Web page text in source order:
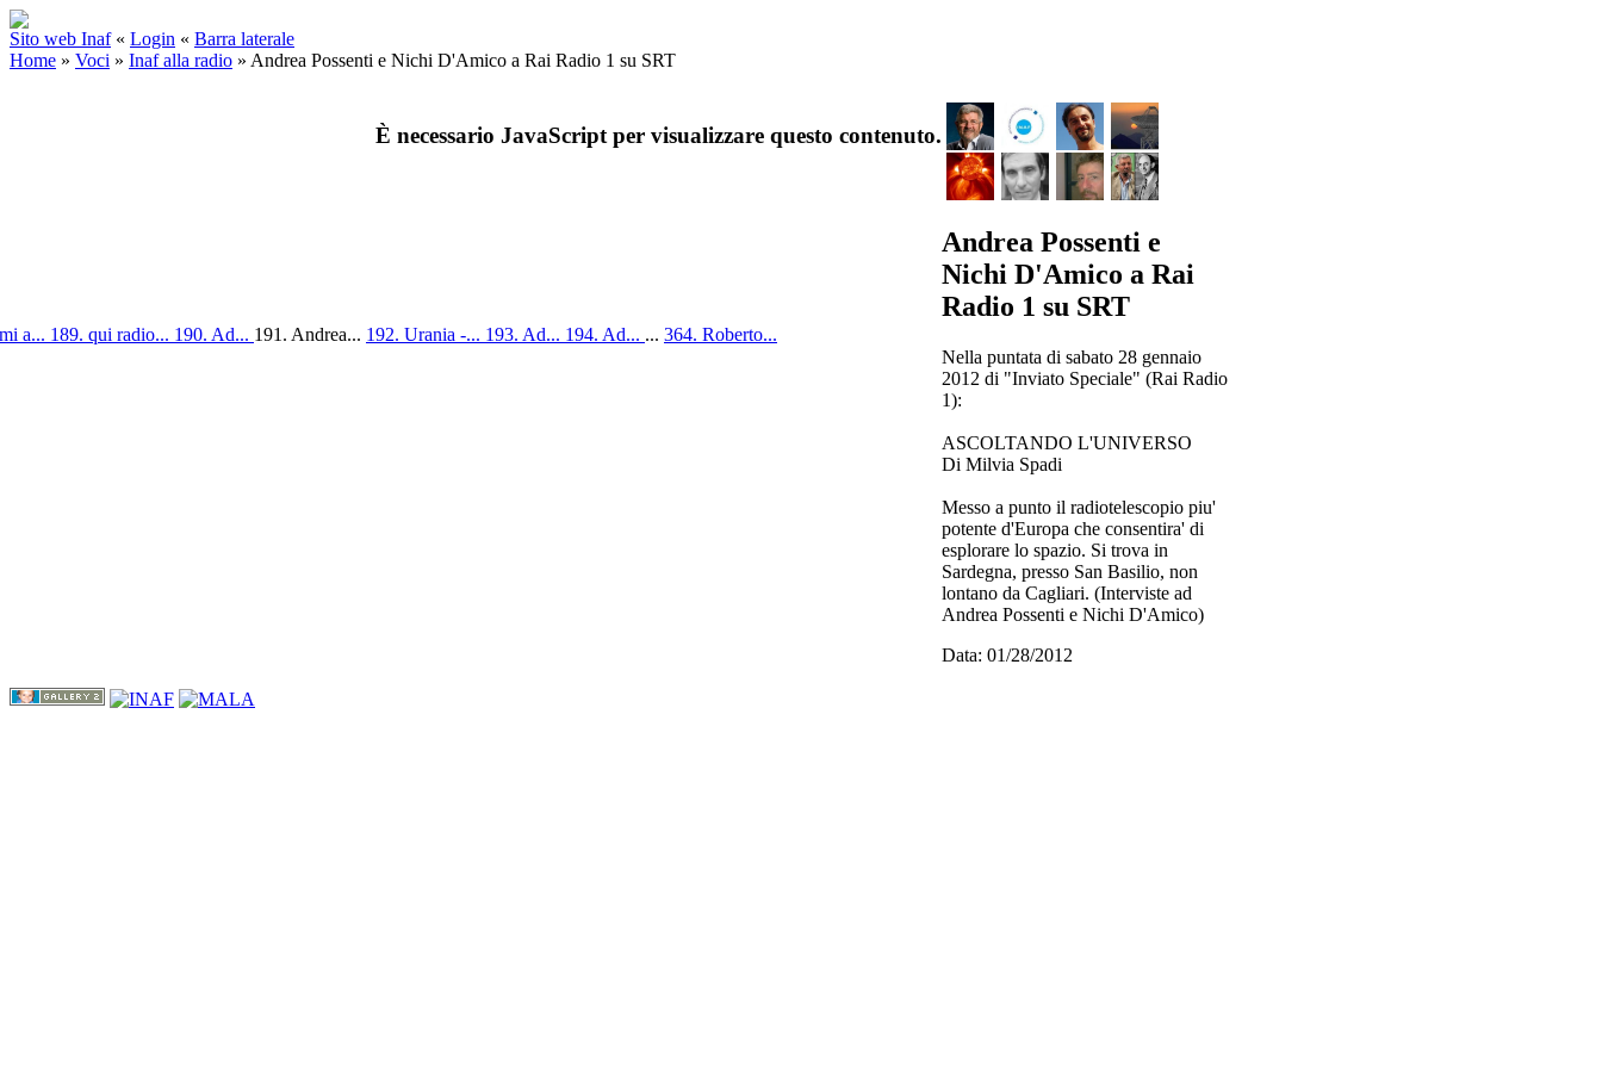
Sito web Inaf « Login « Barra laterale
Home » Voci » Inaf alla radio » Andrea Possenti e Nichi D'Amico a Rai Radio 1 su SRT
È necessario JavaScript per visualizzare questo contenuto.
Andrea Possenti e
Nichi D'Amico a Rai
Radio 1 su SRT
Nella puntata di sabato 28 gennaio
2012 di "Inviato Speciale" (Rai Radio
1):
ASCOLTANDO L'UNIVERSO
Di Milvia Spadi
Messo a punto il radiotelescopio piu'
potente d'Europa che consentira' di
esplorare lo spazio. Si trova in
Sardegna, presso San Basilio, non
lontano da Cagliari. (Interviste ad
Andrea Possenti e Nichi D'Amico)
Data: 01/28/2012
a... 189. qui radio... 190. Ad... 191. Andrea... 192. Urania -... 193. Ad... 194. Ad... ... 364. Roberto...